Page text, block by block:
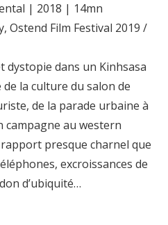
| 2018 | 14mn
Film Festival 2019 /
dystopie dans un Kinhsasa
de la culture du salon de
de la parade urbaine à
campagne au western
presque charnel que
excroissances de
d’ubiquité…